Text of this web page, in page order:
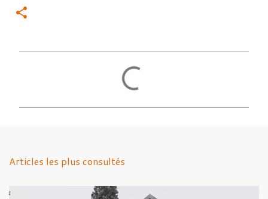
Articles les plus consultés